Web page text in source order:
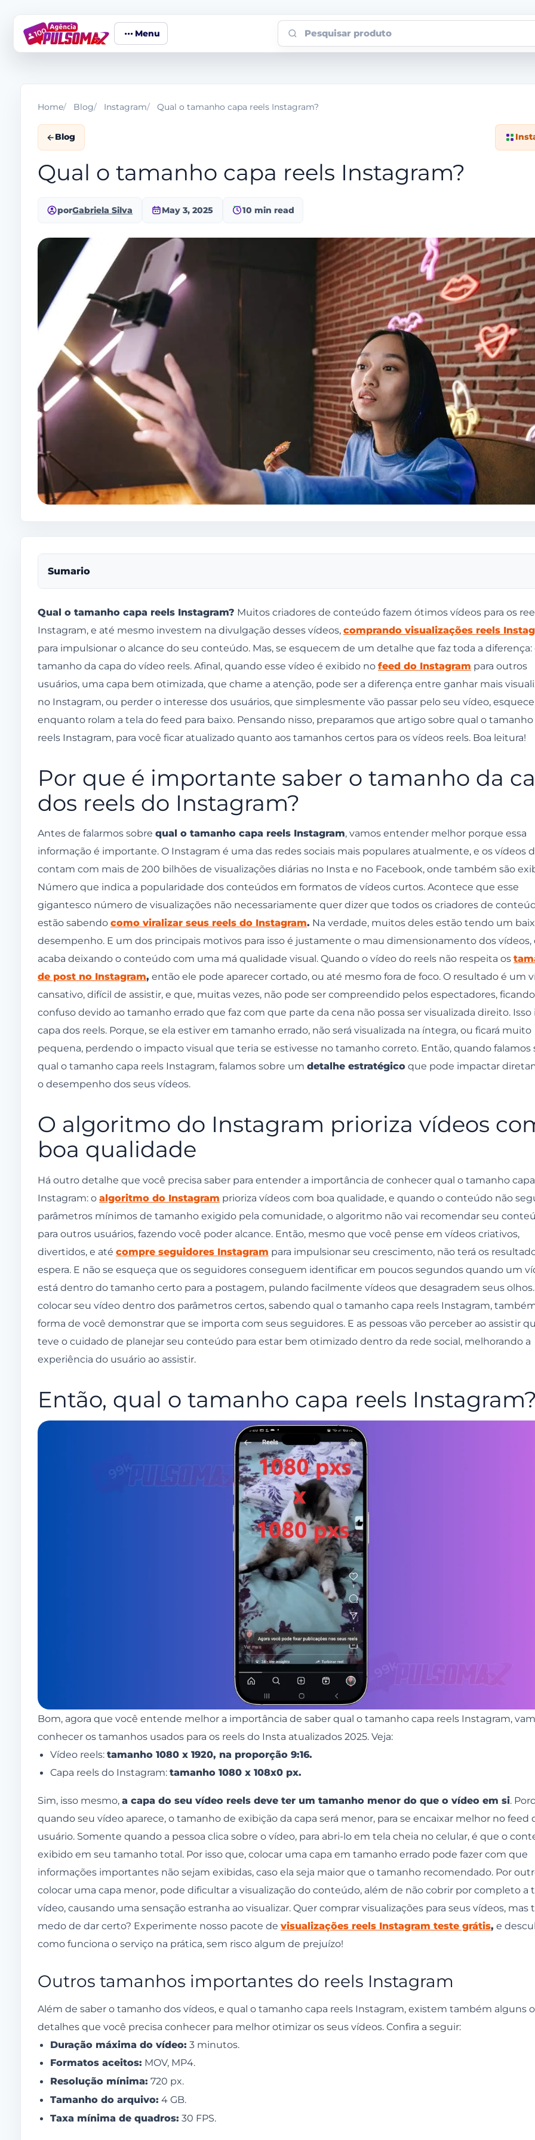
Menu
Pesquisar produto
Home Blog Instagram Qual o tamanho capa reels Instagram?
Blog
Qual o tamanho capa reels Instagram?
porGabriela Silva May 3, 2025 10 min read
Sumario
Por que é importante saber o tamanho da capa dos reels do Instagram?
O algoritmo do Instagram prioriza vídeos com boa qualidade
Então, qual o tamanho capa reels Instagram?
Instagram Reels: tamanho dos vídeos em diferentes locais
Instagram reels
Explorador do Instagram
Fatores importantes para otimização dos reels do Instagram
Crie uma capa personalizada para os reels do Instagram
Os reels são o conteúdo mais popular do Instagram!
Qual o tamanho capa reels Instagram? Muitos criadores de conteúdo fazem ótimos vídeos para os
Instagram, e até mesmo investem na divulgação desses vídeos, comprando visualizações reels
para impulsionar o alcance do seu conteúdo. Mas, se esquecem de um detalhe que faz toda a diferença:
tamanho da capa do vídeo reels. Afinal, quando esse vídeo é exibido no feed do Instagram para outros
usuários, uma capa bem otimizada, que chame a atenção, pode ser a diferença entre ganhar mais
no Instagram, ou perder o interesse dos usuários, que simplesmente vão passar pelo seu vídeo,
enquanto rolam a tela do feed para baixo. Pensando nisso, preparamos que artigo sobre qual o tamanho
reels Instagram, para você ficar atualizado quanto aos tamanhos certos para os vídeos reels. Boa leitura!
Por que é importante saber o tamanho da
dos reels do Instagram?
Antes de falarmos sobre qual o tamanho capa reels Instagram, vamos entender melhor porque essa
informação é importante. O Instagram é uma das redes sociais mais populares atualmente, e os vídeos
contam com mais de 200 bilhões de visualizações diárias no Insta e no Facebook, onde também são
Número que indica a popularidade dos conteúdos em formatos de vídeos curtos. Acontece que esse
gigantesco número de visualizações não necessariamente quer dizer que todos os criadores de
estão sabendo como viralizar seus reels do Instagram. Na verdade, muitos deles estão tendo um
desempenho. E um dos principais motivos para isso é justamente o mau dimensionamento dos vídeos,
acaba deixando o conteúdo com uma má qualidade visual. Quando o vídeo do reels não respeita os
de post no Instagram, então ele pode aparecer cortado, ou até mesmo fora de foco. O resultado é um
cansativo, difícil de assistir, e que, muitas vezes, não pode ser compreendido pelos espectadores, ficando
confuso devido ao tamanho errado que faz com que parte da cena não possa ser visualizada direito. Isso
capa dos reels. Porque, se ela estiver em tamanho errado, não será visualizada na íntegra, ou ficará muito
pequena, perdendo o impacto visual que teria se estivesse no tamanho correto. Então, quando falamos
qual o tamanho capa reels Instagram, falamos sobre um detalhe estratégico que pode impactar
o desempenho dos seus vídeos.
O algoritmo do Instagram prioriza vídeos
boa qualidade
Há outro detalhe que você precisa saber para entender a importância de conhecer qual o tamanho
Instagram: o algoritmo do Instagram prioriza vídeos com boa qualidade, e quando o conteúdo não
parâmetros mínimos de tamanho exigido pela comunidade, o algoritmo não vai recomendar seu
para outros usuários, fazendo você poder alcance. Então, mesmo que você pense em vídeos criativos,
divertidos, e até compre seguidores Instagram para impulsionar seu crescimento, não terá os
espera. E não se esqueça que os seguidores conseguem identificar em poucos segundos quando um
está dentro do tamanho certo para a postagem, pulando facilmente vídeos que desagradem seus
colocar seu vídeo dentro dos parâmetros certos, sabendo qual o tamanho capa reels Instagram,
forma de você demonstrar que se importa com seus seguidores. E as pessoas vão perceber ao assistir
teve o cuidado de planejar seu conteúdo para estar bem otimizado dentro da rede social, melhorando a
experiência do usuário ao assistir.
Então, qual o tamanho capa reels
Bom, agora que você entende melhor a importância de saber qual o tamanho capa reels Instagram,
conhecer os tamanhos usados para os reels do Insta atualizados 2025. Veja:
Vídeo reels: tamanho 1080 x 1920, na proporção 9:16.
Capa reels do Instagram: tamanho 1080 x 108x0 px.
Sim, isso mesmo, a capa do seu vídeo reels deve ter um tamanho menor do que o vídeo em si.
quando seu vídeo aparece, o tamanho de exibição da capa será menor, para se encaixar melhor no feed
usuário. Somente quando a pessoa clica sobre o vídeo, para abri-lo em tela cheia no celular, é que o
exibido em seu tamanho total. Por isso que, colocar uma capa em tamanho errado pode fazer com que
informações importantes não sejam exibidas, caso ela seja maior que o tamanho recomendado. Por
colocar uma capa menor, pode dificultar a visualização do conteúdo, além de não cobrir por completo a
vídeo, causando uma sensação estranha ao visualizar. Quer comprar visualizações para seus vídeos, mas
medo de dar certo? Experimente nosso pacote de visualizações reels Instagram teste grátis, e
como funciona o serviço na prática, sem risco algum de prejuízo!
Outros tamanhos importantes do reels Instagram
Além de saber o tamanho dos vídeos, e qual o tamanho capa reels Instagram, existem também alguns
detalhes que você precisa conhecer para melhor otimizar os seus vídeos. Confira a seguir:
Duração máxima do vídeo: 3 minutos.
Formatos aceitos: MOV, MP4.
Resolução mínima: 720 px.
Tamanho do arquivo: 4 GB.
Taxa mínima de quadros: 30 FPS.